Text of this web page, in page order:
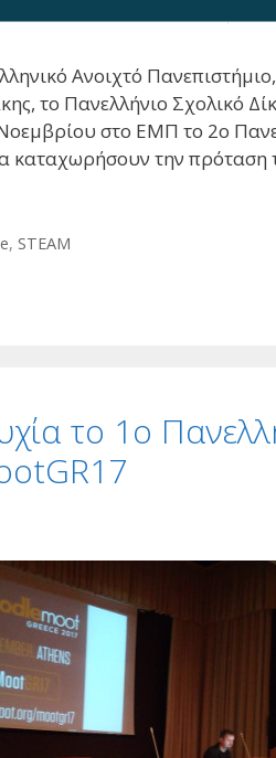
Ανοιχτό
το Πανελλήνιο Σχολικό
στο ΕΜΠ το 2ο
καταχωρήσουν την
, STEAM
το 1ο